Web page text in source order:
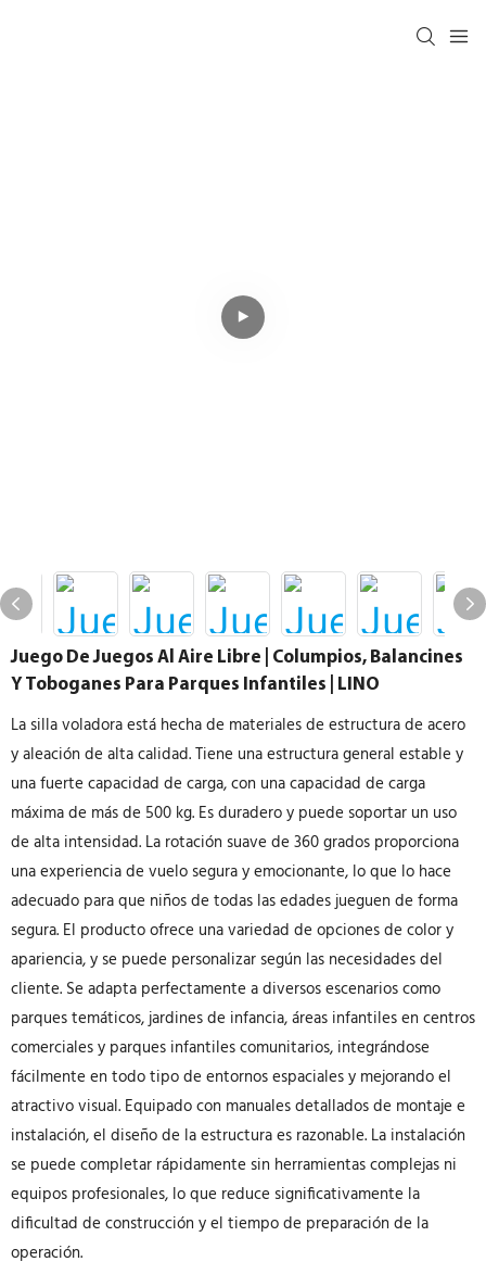
Juego De Juegos Al Aire Libre | Columpios, Balancines
Y Toboganes Para Parques Infantiles | LINO
La silla voladora está hecha de materiales de estructura de acero
y aleación de alta calidad. Tiene una estructura general estable y
una fuerte capacidad de carga, con una capacidad de carga
máxima de más de 500 kg. Es duradero y puede soportar un uso
de alta intensidad. La rotación suave de 360 grados proporciona
una experiencia de vuelo segura y emocionante, lo que lo hace
adecuado para que niños de todas las edades jueguen de forma
segura. El producto ofrece una variedad de opciones de color y
apariencia, y se puede personalizar según las necesidades del
cliente. Se adapta perfectamente a diversos escenarios como
parques temáticos, jardines de infancia, áreas infantiles en centros
comerciales y parques infantiles comunitarios, integrándose
fácilmente en todo tipo de entornos espaciales y mejorando el
atractivo visual. Equipado con manuales detallados de montaje e
instalación, el diseño de la estructura es razonable. La instalación
se puede completar rápidamente sin herramientas complejas ni
equipos profesionales, lo que reduce significativamente la
dificultad de construcción y el tiempo de preparación de la
operación.